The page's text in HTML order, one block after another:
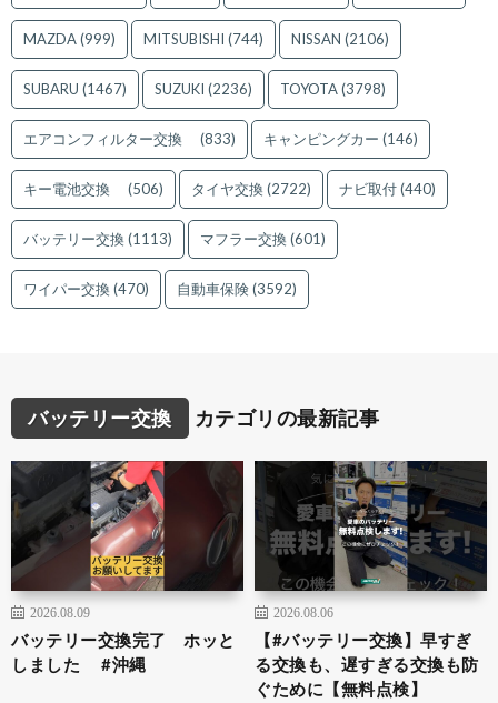
MAZDA(999) MITSUBISHI (744) NISSAN (2106)
SUBARU (1467) SUZUKI (2236) TOYOTA(3798)
エアコンフィルター交換 (833) キャンピングカー (146)
キー電池交換 (506) タイヤ交換(2722) ナビ取付(440)
バッテリー交換(1113) マフラー交換(601)
ワイパー交換(470) 自動車保険(3592)
バッテリー交換 カテゴリの最新記事
2026.08.09
バッテリー交換完了 ホッと
しました #沖縄
2026.08.06
【#バッテリー交換】早すぎ
る交換も、遅すぎる交換も防
ぐために【無料点検】